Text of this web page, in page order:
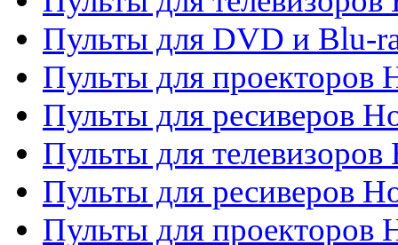
Пульты для DVD и Blu-
Пульты для проекторов
Пульты для ресиверов
Пульты для
Пульты для ресиверов
Пульты для проекторов